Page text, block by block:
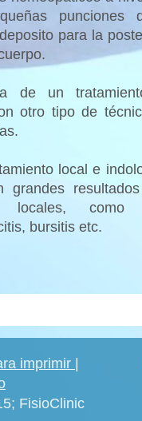
punciones
para la
un
otro tipo de
local e
grandes
locales, como
bursitis etc.
imprimir |
FisioClinic